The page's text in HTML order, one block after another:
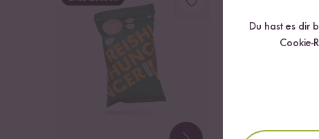
Du hast es dir
Cookie-